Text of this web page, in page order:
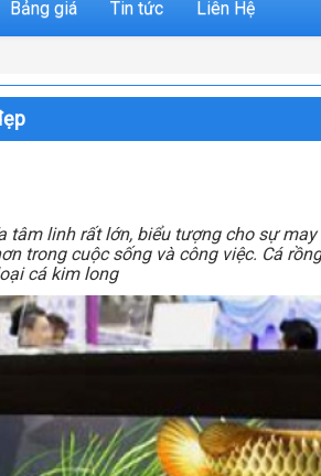
Bảng giá Tin tức Liên Hệ
tâm linh rất lớn, biểu tượng cho sự
trong cuộc sống và công việc. Cá
cá kim long